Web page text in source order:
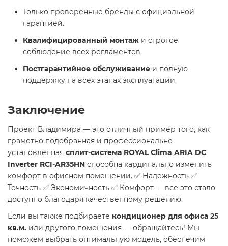
Только проверенные бренды с официальной
гарантией.
Квалифицированный монтаж и строгое
соблюдение всех регламентов.
Постгарантийное обслуживание и полную
поддержку на всех этапах эксплуатации.
Заключение
Проект Владимира — это отличный пример того, как
грамотно подобранная и профессионально
установленная сплит-система ROYAL Clima ARIA DC
Inverter RCI-AR35HN способна кардинально изменить
комфорт в офисном помещении. ✅ Надежность ✅
Точность ✅ Экономичность ✅ Комфорт — все это стало
доступно благодаря качественному решению.
Если вы также подбираете кондиционер для офиса 25
кв.м. или другого помещения — обращайтесь! Мы
поможем выбрать оптимальную модель, обеспечим